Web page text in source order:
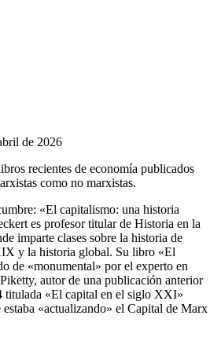
de 2026
recientes de economía publicados
como no marxistas.
«El capitalismo: una historia
es profesor titular de Historia en la
imparte clases sobre la historia de
y la historia global. Su libro «El
de «monumental» por el experto en
autor de una publicación anterior
titulada «El capital en el siglo XXI»
«actualizando» el Capital de Marx